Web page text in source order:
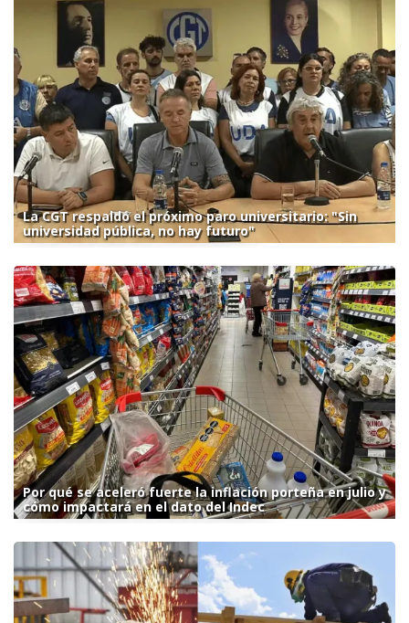
La CGT respaldó el próximo paro universitario: "Sin
universidad pública, no hay futuro"
Por qué se aceleró fuerte la inflación porteña en julio y
cómo impactará en el dato del Indec